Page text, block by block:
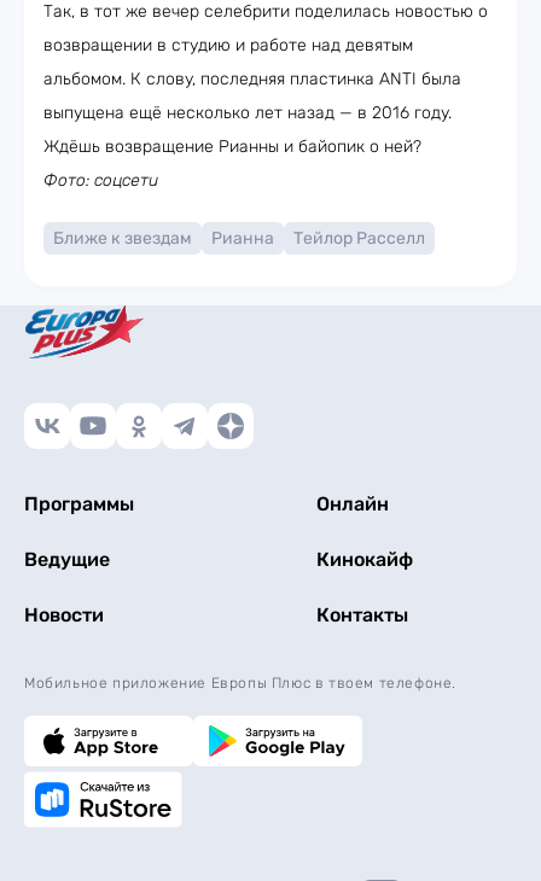
Так, в тот же вечер селебрити поделилась новостью о
возвращении в студию и работе над девятым
альбомом. К слову, последняя пластинка ANTI была
выпущена ещё несколько лет назад — в 2016 году.
Ждёшь возвращение Рианны и байопик о ней?
Фото: соцсети
Ближе к звездам Рианна Тейлор Расселл
Программы Онлайн
Ведущие Кинокайф
Новости Контакты
Мобильное приложение Европы Плюс в твоем телефоне.